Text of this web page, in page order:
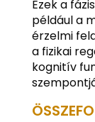
Ezek a
például a
érzelmi
a fizikai
kognitív